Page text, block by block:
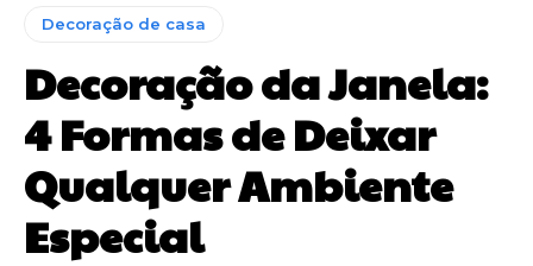
Decoração de casa
Decoração da Janela:
4 Formas de Deixar
Qualquer Ambiente
Especial